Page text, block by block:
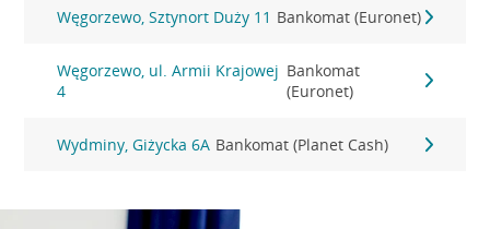
Węgorzewo, Sztynort Duży 11 Bankomat (Euronet)
Węgorzewo, ul. Armii Krajowej
4
Bankomat
(Euronet)
Wydminy, Giżycka 6A Bankomat (Planet Cash)